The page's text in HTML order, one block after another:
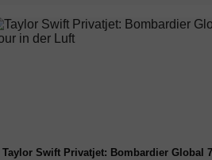
Taylor Swift Privatjet: Bombardier Global